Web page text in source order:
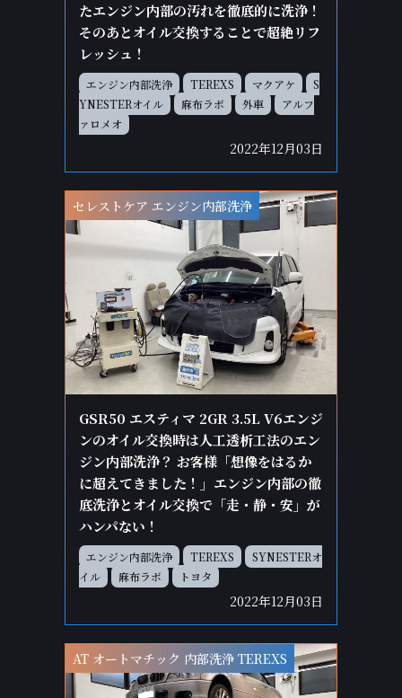
たエンジン内部の汚れを徹底的に洗浄！
そのあとオイル交換することで超絶リフ
レッシュ！
エンジン内部洗浄 TEREXS マクアケ
S
YNESTERオイル
麻布ラボ 外車
アルフ
ァロメオ
2022年12月03日
セレストケア エンジン内部洗浄
GSR50 エスティマ 2GR 3.5L V6エンジ
ンのオイル交換時は人工透析工法のエン
ジン内部洗浄？ お客様「想像をはるか
に超えてきました！」エンジン内部の徹
底洗浄とオイル交換で「走・静・安」が
ハンパない！
エンジン内部洗浄 TEREXS
SYNESTERオ
イル
麻布ラボ トヨタ
2022年12月03日
AT オートマチック 内部洗浄 TEREXS